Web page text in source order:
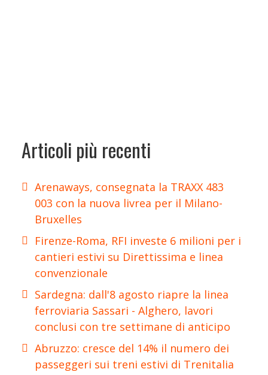
Articoli più recenti
Arenaways, consegnata la TRAXX 483
003 con la nuova livrea per il Milano-
Bruxelles
Firenze-Roma, RFI investe 6 milioni per i
cantieri estivi su Direttissima e linea
convenzionale
Sardegna: dall'8 agosto riapre la linea
ferroviaria Sassari - Alghero, lavori
conclusi con tre settimane di anticipo
Abruzzo: cresce del 14% il numero dei
passeggeri sui treni estivi di Trenitalia